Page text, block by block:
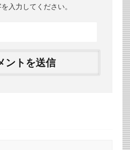
入力してください。